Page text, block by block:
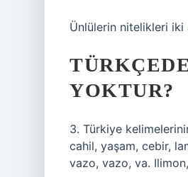
Ünlülerin nitelikleri iki
YOKTUR?
3. Türkiye
cahil, yaşam, cebir,
vazo, vazo, va.